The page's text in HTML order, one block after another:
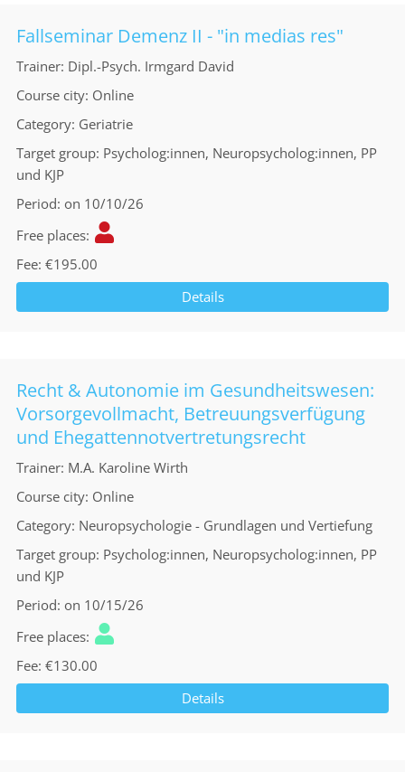
Fallseminar Demenz II - "in medias res"
Trainer Dipl.-Psych. Irmgard David
Course city Online
Category Geriatrie
Target group Psycholog:innen, Neuropsycholog:innen, PP
und KJP
Period on 10/10/26
Free places
Fee €195.00
Details
Recht & Autonomie im Gesundheitswesen:
Vorsorgevollmacht, Betreuungsverfügung
und Ehegattennotvertretungsrecht
Trainer M.A. Karoline Wirth
Course city Online
Category Neuropsychologie - Grundlagen und Vertiefung
Target group Psycholog:innen, Neuropsycholog:innen, PP
und KJP
Period on 10/15/26
Free places
Fee €130.00
Details